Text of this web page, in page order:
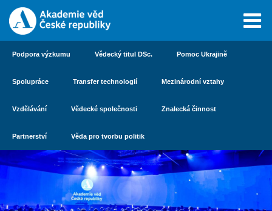
Podpora výzkumu Vědecký titul DSc. Pomoc Ukrajině
Spolupráce Transfer technologií Mezinárodní vztahy
Vzdělávání Vědecké společnosti Znalecká činnost
Partnerství Věda pro tvorbu politik